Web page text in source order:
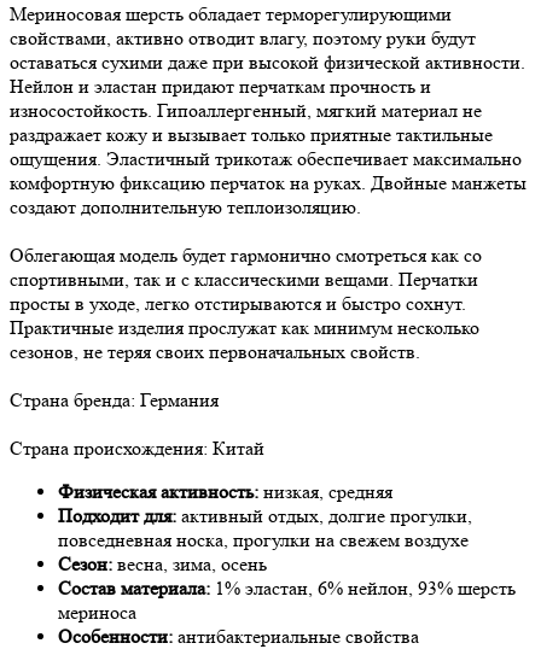
Мериносовая шерсть обладает терморегулирующими
свойствами, активно отводит влагу, поэтому руки будут
оставаться сухими даже при высокой физической активности.
Нейлон и эластан придают перчаткам прочность и
износостойкость. Гипоаллергенный, мягкий материал не
раздражает кожу и вызывает только приятные тактильные
ощущения. Эластичный трикотаж обеспечивает максимально
комфортную фиксацию перчаток на руках. Двойные манжеты
создают дополнительную теплоизоляцию.
Облегающая модель будет гармонично смотреться как со
спортивными, так и с классическими вещами. Перчатки
просты в уходе, легко отстирываются и быстро сохнут.
Практичные изделия прослужат как минимум несколько
сезонов, не теряя своих первоначальных свойств.
Страна бренда: Германия
Страна происхождения: Китай
Физическая активность: низкая, средняя
Подходит для: активный отдых, долгие прогулки,
повседневная носка, прогулки на свежем воздухе
Сезон: весна, зима, осень
Состав материала: 1% эластан, 6% нейлон, 93% шерсть
мериноса
Особенности: антибактериальные свойства